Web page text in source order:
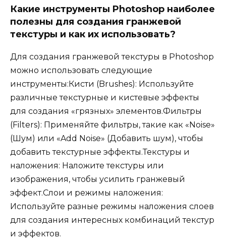
Какие инструменты Photoshop наиболее
полезны для создания гранжевой
текстуры и как их использовать?
Для создания гранжевой текстуры в Photoshop
можно использовать следующие
инструменты:Кисти (Brushes): Используйте
различные текстурные и кистевые эффекты
для создания «грязных» элементов.Фильтры
(Filters): Применяйте фильтры, такие как «Noise»
(Шум) или «Add Noise» (Добавить шум), чтобы
добавить текстурные эффекты.Текстуры и
наложения: Наложите текстуры или
изображения, чтобы усилить гранжевый
эффект.Слои и режимы наложения:
Используйте разные режимы наложения слоев
для создания интересных комбинаций текстур
и эффектов.